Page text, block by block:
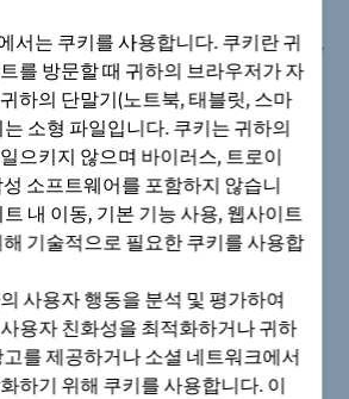
서는 쿠키를 사용합니다. 쿠키란 귀
를 방문할 때 귀하의 브라우저가 자
하의 단말기(노트북, 태블릿, 스마
소형 파일입니다. 쿠키는 귀하의
으키지 않으며 바이러스, 트로이
소프트웨어를 포함하지 않습니
내 이동, 기본 기능 사용, 웹사이트
기술적으로 필요한 쿠키를 사용합
사용자 행동을 분석 및 평가하여
용자 친화성을 최적화하거나 귀하
를 제공하거나 소셜 네트워크에서
하기 위해 쿠키를 사용합니다. 이
철근)는 섬유 복합 자재로 분류됩니다.
유는 다른 재료와 결합하여 향상된 특
를 냅니다. 그 결과 생성된 자재의 특
택하거나 섬유의 배향을 조정하거나
용물들을 변화시켜서 각 요구에 맞게